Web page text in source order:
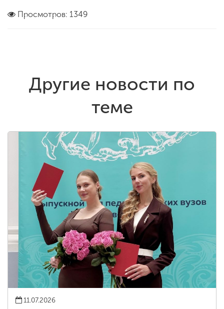
Просмотров: 1349
Другие новости по
теме
11.07.2026